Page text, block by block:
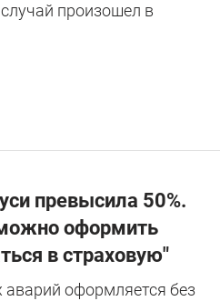
произошел в
превысила 50%.
оформить
в страховую"
оформляется без